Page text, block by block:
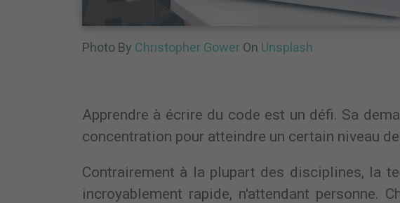
Photo By Christopher Gower On Unsplash
Apprendre à écrire du code est un défi. Sa
concentration pour atteindre un certain niveau
Contrairement à la plupart des disciplines, la
incroyablement rapide, n'attendant personne.